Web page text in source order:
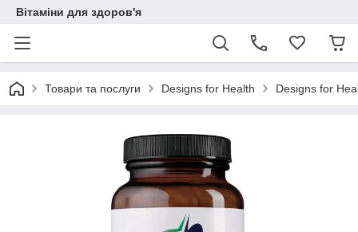
Вітаміни для здоров'я
Товари та послуги Designs for Health Designs for